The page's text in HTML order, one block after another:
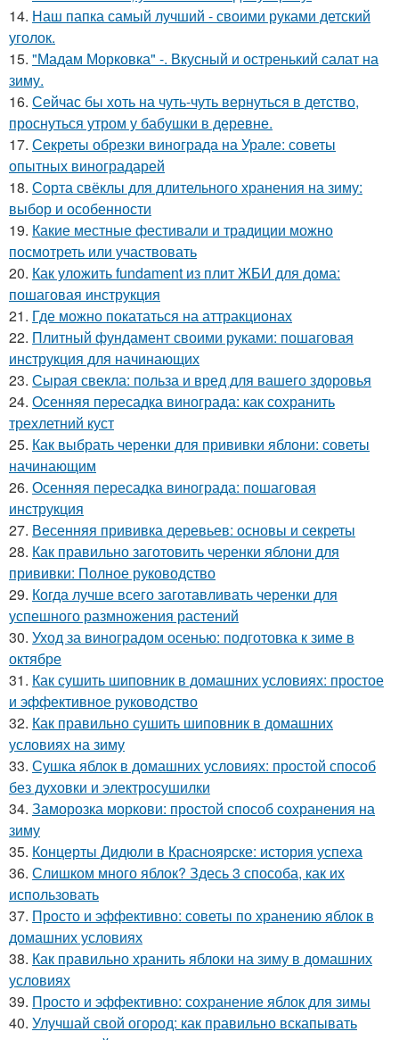
14. Наш папка самый лучший - своими руками детский
уголок.
15. "Мадам Морковка" -. Вкусный и остренький салат на
зиму.
16. Сейчас бы хоть на чуть-чуть вернуться в детство,
проснуться утром у бабушки в деревне.
17. Секреты обрезки винограда на Урале: советы
опытных виноградарей
18. Сорта свёклы для длительного хранения на зиму:
выбор и особенности
19. Какие местные фестивали и традиции можно
посмотреть или участвовать
20. Как уложить fundament из плит ЖБИ для дома:
пошаговая инструкция
21. Где можно покататься на аттракционах
22. Плитный фундамент своими руками: пошаговая
инструкция для начинающих
23. Сырая свекла: польза и вред для вашего здоровья
24. Осенняя пересадка винограда: как сохранить
трехлетний куст
25. Как выбрать черенки для прививки яблони: советы
начинающим
26. Осенняя пересадка винограда: пошаговая
инструкция
27. Весенняя прививка деревьев: основы и секреты
28. Как правильно заготовить черенки яблони для
прививки: Полное руководство
29. Когда лучше всего заготавливать черенки для
успешного размножения растений
30. Уход за виноградом осенью: подготовка к зиме в
октябре
31. Как сушить шиповник в домашних условиях: простое
и эффективное руководство
32. Как правильно сушить шиповник в домашних
условиях на зиму
33. Сушка яблок в домашних условиях: простой способ
без духовки и электросушилки
34. Заморозка моркови: простой способ сохранения на
зиму
35. Концерты Дидюли в Красноярске: история успеха
36. Слишком много яблок? Здесь 3 способа, как их
использовать
37. Просто и эффективно: советы по хранению яблок в
домашних условиях
38. Как правильно хранить яблоки на зиму в домашних
условиях
39. Просто и эффективно: сохранение яблок для зимы
40. Улучшай свой огород: как правильно вскапывать